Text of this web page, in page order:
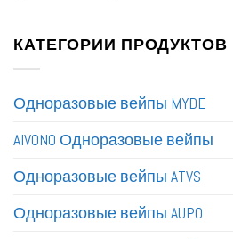
КАТЕГОРИИ ПРОДУКТОВ
Одноразовые вейпы MYDE
AIVONO Одноразовые вейпы
Одноразовые вейпы ATVS
Одноразовые вейпы AUPO